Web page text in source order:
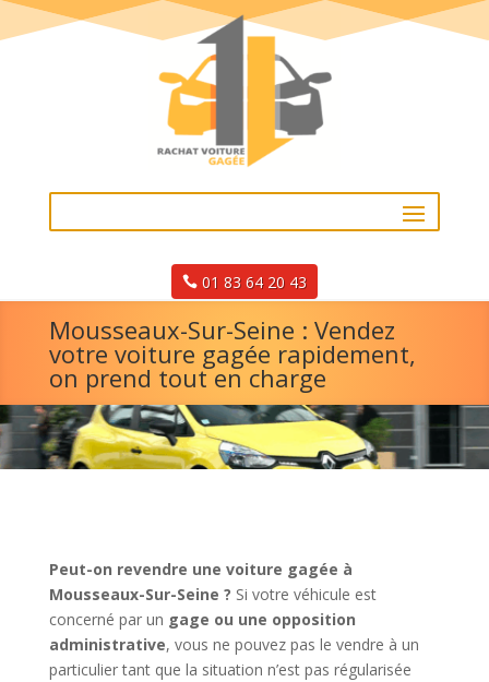
01 83 64 20 43
Mousseaux-Sur-Seine : Vendez
votre voiture gagée rapidement,
on prend tout en charge
Peut-on revendre une voiture gagée à
Mousseaux-Sur-Seine ? Si votre véhicule est
concerné par un gage ou une opposition
administrative, vous ne pouvez pas le vendre à un
particulier tant que la situation n’est pas régularisée